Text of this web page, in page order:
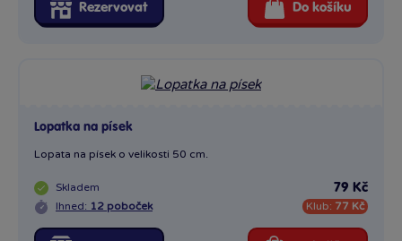
Rezervovat Do košíku
Lopatka na písek
Lopata na písek o velikosti 50 cm.
Skladem
Ihned: 12 poboček
79 Kč
Klub: 77 Kč